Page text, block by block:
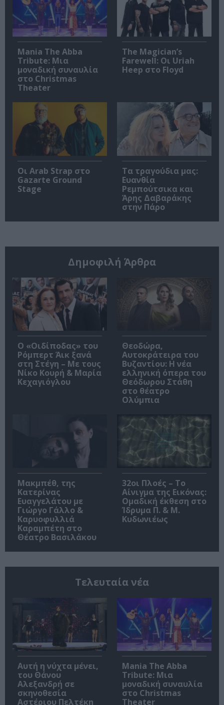
Mania The Abba
Tribute: Μια
μοναδική συναυλία
στο Christmas
Theater
The Magician’s
Farewell: Οι Uriah
Heep στο Floyd
Οι Arab Strap στο
Gazarte Ground
Stage
Τα τραγούδια μας:
Ευανθία
Ρεμπούτσικα και
Άρης Δαβαράκης
στην Πάρο
Δημοφιλή Άρθρα
O «Οιδίποδας» του
Ρόμπερτ Άικ ξανά
στη Στέγη – Με τους
Νίκο Κουρή & Μαρία
Κεχαγιόγλου
Θεοδώρα,
Αυτοκράτειρα του
Βυζαντίου: Η νέα
ελληνική όπερα του
Θεόδωρου Στάθη
στο θέατρο
Ολύμπια
Μακμπέθ, της
Κατερίνας
Ευαγγελάτου με
Γιώργο Γάλλο &
Καρυοφυλλιά
Καραμπέτη στο
Θέατρο Βασιλάκου
32οι Πλοές – Το
Αίνιγμα της Εικόνας:
Ομαδική έκθεση στο
Ίδρυμα Π. & Μ.
Κυδωνιέως
Τελευταία νέα
Αυτή η νύχτα μένει,
του Θάνου
Αλεξανδρή σε
σκηνοθεσία
Αστέριου Πελτέκη
Mania The Abba
Tribute: Μια
μοναδική συναυλία
στο Christmas
Theater